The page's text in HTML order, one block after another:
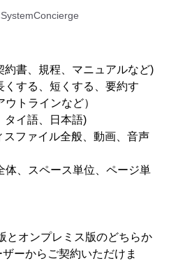
約書、規程、マニュアルなど)
くする、短くする、要約す
トラインなど）
タイ語、日本語)
スファイル全般、動画、音声
体、スペース単位、ページ単
とオンプレミス版のどちらか
ーからご契約いただけま